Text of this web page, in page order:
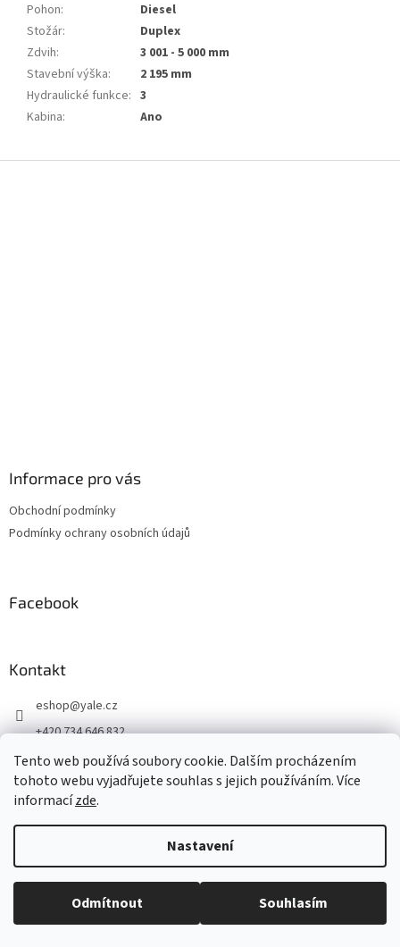
Tento web používá soubory cookie. Dalším procházením
tohoto webu vyjadřujete souhlas s jejich používáním. Více
informacízde.
Nastavení
Odmítnout Souhlasím
Pohon:
Diesel
Stožár:
Duplex
Zdvih:
3 001 - 5 000 mm
Stavební výška:
2 195 mm
Hydraulické funkce: 3
Kabina: Ano
Informace pro vás
Obchodní podmínky
Podmínky ochrany osobních údajů
Facebook
Kontakt
eshop@yale.cz
+420 734 646 832
+420 734 646 832
Připojte se k nám
Vytvořil Shoptet
Copyright 2026YALE CZ eSHOP . Všechna práva vyhrazena.